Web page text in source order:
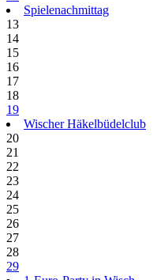
Spielenachmittag
13
14
15
16
17
18
19
Wischer Häkelbüdelclub
20
21
22
23
24
25
26
27
28
29